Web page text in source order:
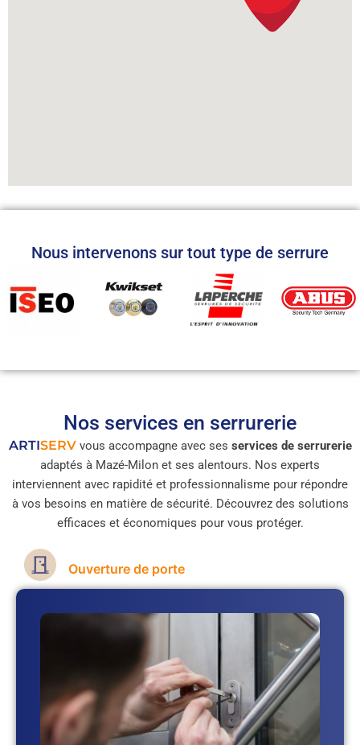
Nous intervenons sur tout type de serrure
Nos services en serrurerie
ARTISERVvous accompagne avec ses services de serrurerie
adaptés à Mazé-Milon et ses alentours. Nos experts
interviennent avec rapidité et professionnalisme pour répondre
à vos besoins en matière de sécurité. Découvrez des solutions
efficaces et économiques pour vous protéger.
Ouverture de porte